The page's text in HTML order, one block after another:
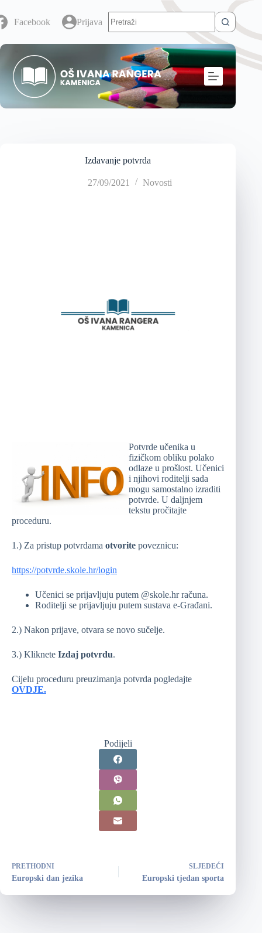
Facebook Prijava
Izdavanje potvrda
27/09/2021 Novosti
Potvrde učenika u
fizičkom obliku polako
odlaze u prošlost. Učenici
i njihovi roditelji sada
mogu samostalno izraditi
potvrde. U daljnjem
tekstu pročitajte
proceduru.
1.) Za pristup potvrdama otvorite poveznicu:
https://potvrde.skole.hr/login
Učenici se prijavljuju putem @skole.hr računa.
Roditelji se prijavljuju putem sustava e-Građani.
2.) Nakon prijave, otvara se novo sučelje.
3.) Kliknete Izdaj potvrdu.
Cijelu proceduru preuzimanja potvrda pogledajte
OVDJE.
Podijeli
PRETHODNI
Europski dan jezika
SLJEDEĆI
Europski tjedan sporta